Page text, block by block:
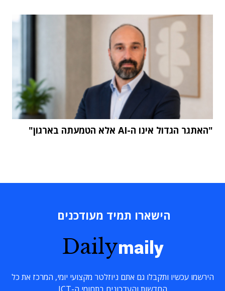
"האתגר הגדול אינו ה-AI אלא הטמעתה בארגון"
הישארו תמיד מעודכנים
Dailymaily
הירשמו עכשיו ותקבלו גם אתם ניוזלטר מקצועי יומי, המרכז את כל